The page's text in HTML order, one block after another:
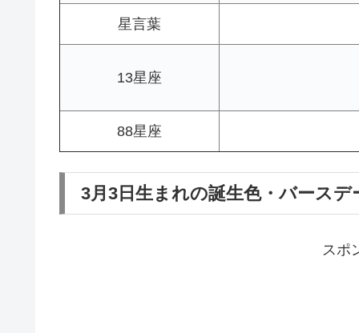
星言葉
13星座
88星座
3月3日生まれの誕生色・バースデ
スポ